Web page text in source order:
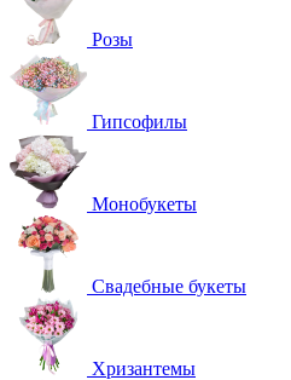
Розы
Гипсофилы
Монобукеты
Свадебные букеты
Хризантемы